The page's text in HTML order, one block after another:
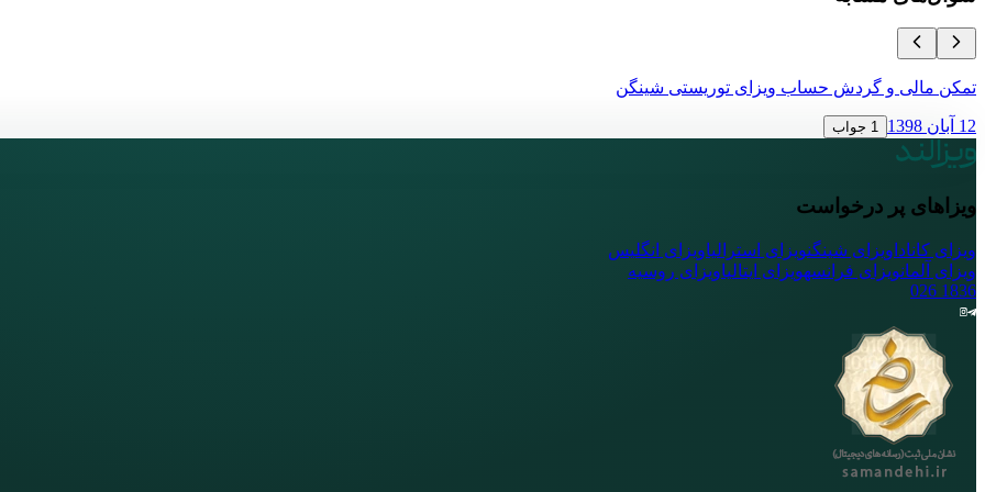
تمکن مالی و گردش حساب ویزای توریستی شینگن
12 آبان 1398 1 جواب
ویزاهای پر درخواست
ویزای کانادا ویزای شینگنویزای استرالیاویزای انگلیس
ویزای آلمانویزای فرانسهویزای ایتالیاویزای روسیه
1836